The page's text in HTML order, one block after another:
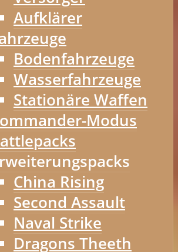
Aufklärer
Bodenfahrzeuge
Wasserfahrzeuge
Stationäre Waffen
Modus
China Rising
Second Assault
Naval Strike
Dragons Theeth